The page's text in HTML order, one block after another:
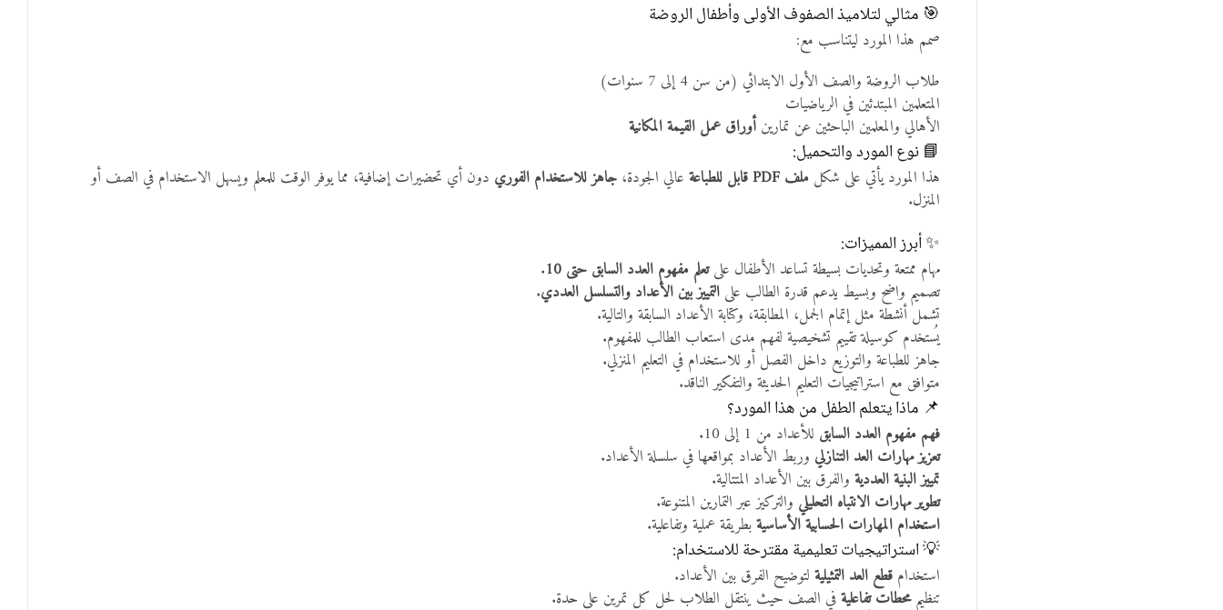
🎯 مثالي لتلاميذ الصفوف الأولى وأطفال الروضة
صمم هذا المورد ليتناسب مع:
طلاب الروضة والصف الأول الابتدائي (من سن 4 إلى 7 سنوات)
المتعلمين المبتدئين في الرياضيات
الأهالي والمعلمين الباحثين عن تمارينأوراق عمل القيمة المكانية
📘 نوع المورد والتحميل:
هذا المورد يأتي على شكل ملف PDF قابل للطباعة عالي الجودة، جاهز للاستخدام الفوري دون أي تحضيرات إضافية، مما يوفر الوقت للمعلم ويسهل الاستخدام في الصف أو
المنزل.
✨ أبرز المميزات:
مهام ممتعة وتحديات بسيطة تساعد الأطفال علىتعلم مفهوم العدد السابق حتى 10
.
تصميم واضح وبسيط يدعم قدرة الطالب على التمييز بين الأعداد والتسلسل العددي.
تشمل أنشطة مثل إتمام الجمل، المطابقة، وكتابة الأعداد السابقة والتالية.
يُستخدم كوسيلة تقييم تشخيصية لفهم مدى استعاب الطالب للمفهوم.
جاهز للطباعة والتوزيع داخل الفصل أو للاستخدام في التعليم المنزلي.
متوافق مع استراتيجيات التعليم الحديثة والتفكير الناقد.
📌 ماذا يتعلم الطفل من هذا المورد؟
فهم مفهوم العدد السابق للأعداد من 1 إلى 10.
تعزيز مهارات العد التنازلي وربط الأعداد بمواقعها في سلسلة الأعداد.
تمييز البنية العددية والفرق بين الأعداد المتتالية.
تطوير مهارات الانتباه التحليلي والتركيز عبر التمارين المتنوعة.
استخدام المهارات الحسابية الأساسيةبطريقة عملية وتفاعلية.
💡 استراتيجيات تعليمية مقترحة للاستخدام:
استخدام قطع العد التمثيلية لتوضيح الفرق بين الأعداد.
تنظيممحطات تفاعليةفي الصف حيث ينتقل الطلاب لحل كل تمرين على حدة.